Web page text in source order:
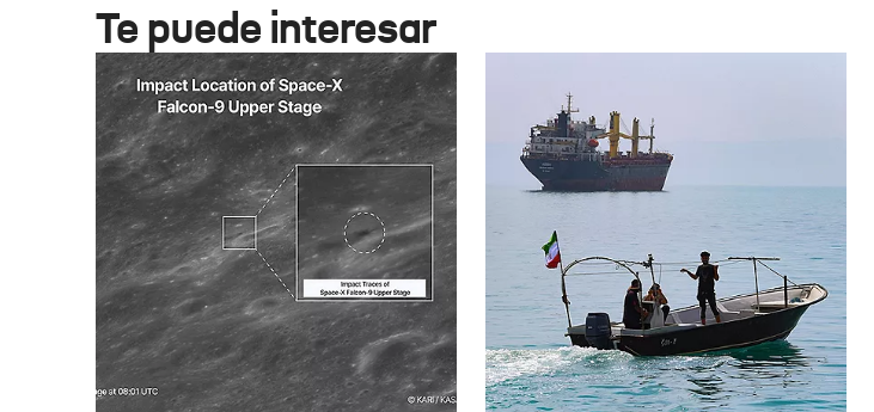
Te puede interesar